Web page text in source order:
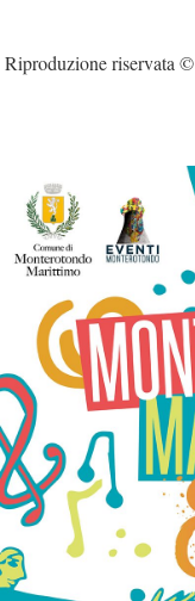
Riproduzione riservata ©